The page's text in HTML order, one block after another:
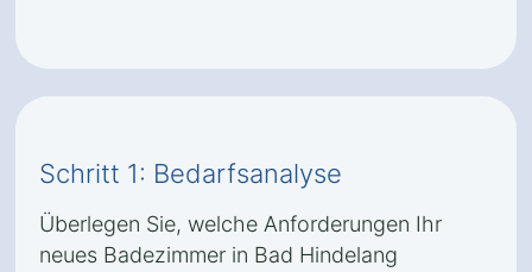
Schritt 1: Bedarfsanalyse
Überlegen Sie, welche Anforderungen Ihr
neues Badezimmer in Bad Hindelang